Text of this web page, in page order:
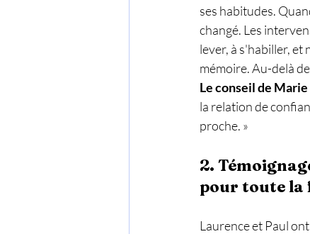
ses habitudes.
changé. Les
lever, à s'habiller, et
mémoire. Au-delà
Le conseil de Marie
la relation de
proche. »
2.
pour toute la
Laurence et Paul